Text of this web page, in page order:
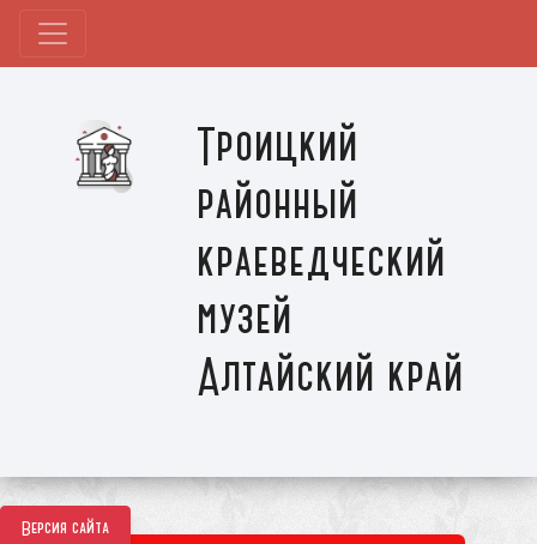
Версия сайта
Троицкий
районный
краеведческий
музей
Алтайский край